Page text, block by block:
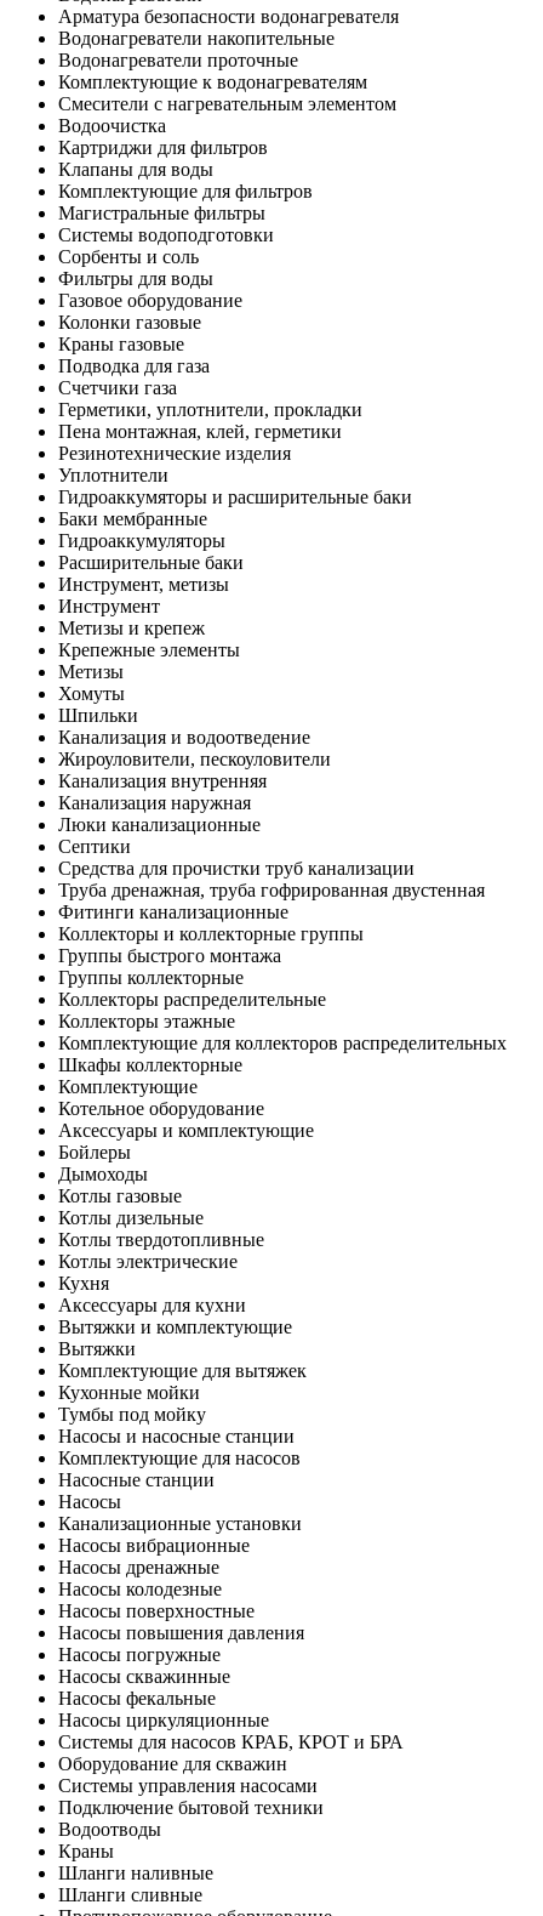
Арматура безопасности водонагревателя
Водонагреватели накопительные
Водонагреватели проточные
Комплектующие к водонагревателям
Смесители с нагревательным элементом
Водоочистка
Картриджи для фильтров
Клапаны для воды
Комплектующие для фильтров
Магистральные фильтры
Системы водоподготовки
Сорбенты и соль
Фильтры для воды
Газовое оборудование
Колонки газовые
Краны газовые
Подводка для газа
Счетчики газа
Герметики, уплотнители, прокладки
Пена монтажная, клей, герметики
Резинотехнические изделия
Уплотнители
Гидроаккумяторы и расширительные баки
Баки мембранные
Гидроаккумуляторы
Расширительные баки
Инструмент, метизы
Инструмент
Метизы и крепеж
Крепежные элементы
Метизы
Хомуты
Шпильки
Канализация и водоотведение
Жироуловители, пескоуловители
Канализация внутренняя
Канализация наружная
Люки канализационные
Септики
Средства для прочистки труб канализации
Труба дренажная, труба гофрированная двустенная
Фитинги канализационные
Коллекторы и коллекторные группы
Группы быстрого монтажа
Группы коллекторные
Коллекторы распределительные
Коллекторы этажные
Комплектующие для коллекторов распределительных
Шкафы коллекторные
Комплектующие
Котельное оборудование
Аксессуары и комплектующие
Бойлеры
Дымоходы
Котлы газовые
Котлы дизельные
Котлы твердотопливные
Котлы электрические
Кухня
Аксессуары для кухни
Вытяжки и комплектующие
Вытяжки
Комплектующие для вытяжек
Кухонные мойки
Тумбы под мойку
Насосы и насосные станции
Комплектующие для насосов
Насосные станции
Насосы
Канализационные установки
Насосы вибрационные
Насосы дренажные
Насосы колодезные
Насосы поверхностные
Насосы повышения давления
Насосы погружные
Насосы скважинные
Насосы фекальные
Насосы циркуляционные
Системы для насосов КРАБ, КРОТ и БРА
Оборудование для скважин
Системы управления насосами
Подключение бытовой техники
Водоотводы
Краны
Шланги наливные
Шланги сливные